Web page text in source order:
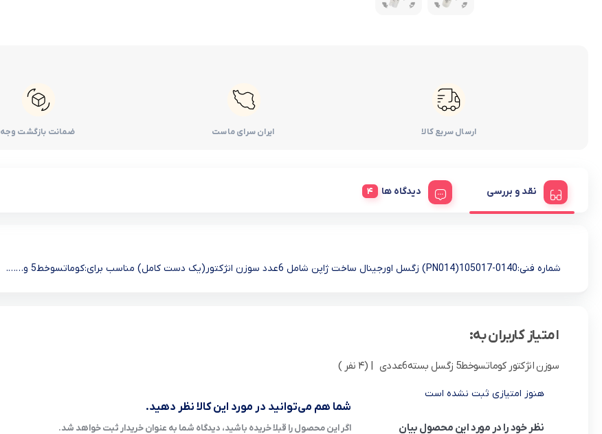
ارسال سریع کالا ایران سرای ماست ضمانت بازگشت وجه
نقد و بررسی دیدگاه ها
شماره فنی:0140-105017(PN014) زگسل اورجینال ساخت ژاپن شامل 6عدد سوزن انژکتور(یک دست کامل) مناسب برای:کوماتسوخط5 و…….
امتیاز کاربران به:
سوزن انژکتور کوماتسوخط5 زگسل بسته6عددی | (4 نفر )
هنوز امتیازی ثبت نشده است
نظر خود را در مورد این محصول بیان
شما هم می‌توانید در مورد این کالا نظر دهید.
اگر این محصول را قبلا خریده باشید، دیدگاه شما به عنوان خریدار ثبت خواهد شد.